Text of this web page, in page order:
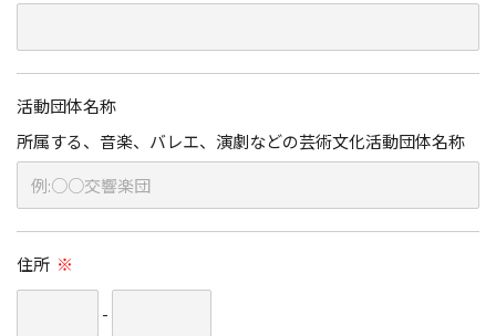
活動団体名称
所属する、音楽、バレエ、演劇などの芸術文化活動団体名称
住所 ※
-